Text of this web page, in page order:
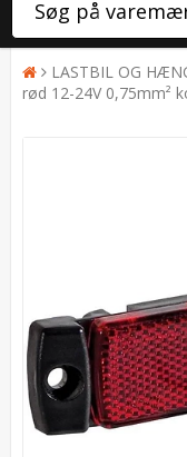
LASTBIL OG
rød 12-24V 0,75mm²